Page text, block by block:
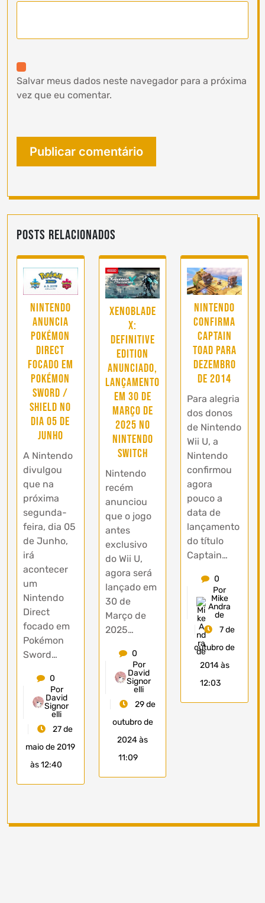
Salvar meus dados neste navegador para a próxima
vez que eu comentar.
Posts Relacionados
Nintendo
anuncia
Pokémon
Direct
focado em
Pokémon
Sword /
Shield no
dia 05 de
Junho
A Nintendo
divulgou
que na
próxima
segunda-
feira, dia 05
de Junho,
irá
acontecer
um
Nintendo
Direct
focado em
Pokémon
Sword…
0
Por
David
Signor
elli
27 de
maio de 2019
às 12:40
Xenoblade
X:
Definitive
Edition
anunciado,
lançamento
em 30 de
Março de
2025 no
Nintendo
Switch
Nintendo
recém
anunciou
que o jogo
antes
exclusivo
do Wii U,
agora será
lançado em
30 de
Março de
2025…
0
Por
David
Signor
elli
29 de
outubro de
2024 às
11:09
Nintendo
confirma
Captain
Toad para
Dezembro
de 2014
Para alegria
dos donos
de Nintendo
Wii U, a
Nintendo
confirmou
agora
pouco a
data de
lançamento
do título
Captain…
0
Por
Mike
Andra
de
7 de
outubro de
2014 às
12:03